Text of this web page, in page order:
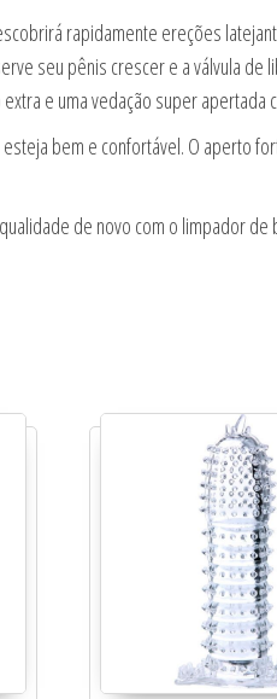
rapidamente ereções
seu pênis crescer e a válvula
e uma vedação super apertada
bem e confortável. O aperto
de novo com o limpador